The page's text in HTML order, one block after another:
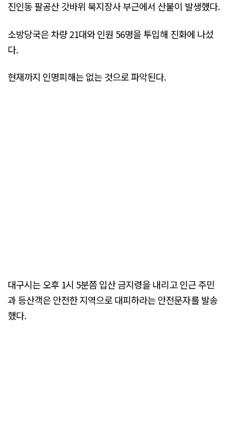
진인동 팔공산 갓바위 북지장사 부근에서 산불이 발생했다.
소방당국은 차량 21대와 인원 56명을 투입해 진화에 나섰
다.
현재까지 인명피해는 없는 것으로 파악된다.
대구시는 오후 1시 5분쯤 입산 금지령을 내리고 인근 주민
과 등산객은 안전한 지역으로 대피하라는 안전문자를 발송
했다.